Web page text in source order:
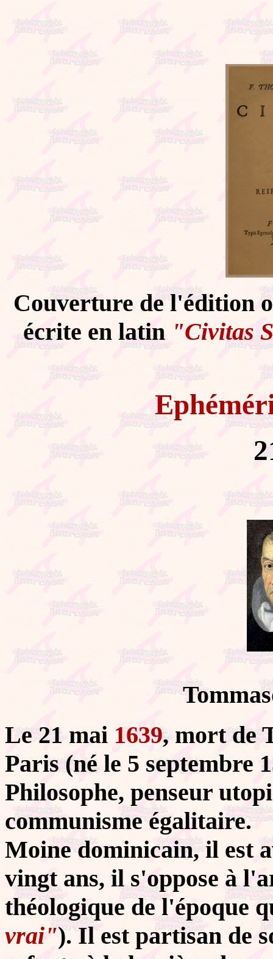
Couverture de l'édition
écrite en latin "Civitas
Le 21 mai 1639, mort de
Paris (né le 5 septembre
Philosophe, penseur
communisme égalitaire.
Moine dominicain, il est
vingt ans, il s'oppose à
théologique de l'époque
vrai"). Il est partisan de